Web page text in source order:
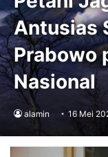
Antusias
Prabowo
Nasional
alamin 16 Mei